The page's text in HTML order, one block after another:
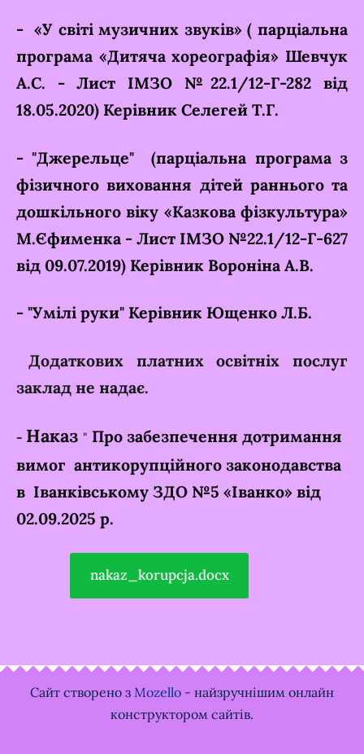
- «У світі музичних звуків» ( парціальна
програма «Дитяча хореографія» Шевчук
А.С. - Лист ІМЗО №22.1/12-Г-282 від
18.05.2020) Керівник Селегей Т.Г.
-"Джерельце" (парціальна програма з
фізичного виховання дітей раннього та
дошкільного віку «Казкова фізкультура»
М.Єфименка - Лист ІМЗО №22.1/12-Г-627
від 09.07.2019) Керівник Вороніна А.В.
- "Умілі руки" Керівник Ющенко Л.Б.
Додаткових платних освітніх послуг
заклад не надає.
- Наказ " Про забезпечення дотримання
вимог антикорупційного законодавства
в Іванківському ЗДО №5 «Іванко» від
02.09.2025 р.
nakaz_korupcja.docx
Сайт створено з Mozello - найзручнішим онлайн
конструктором сайтів.